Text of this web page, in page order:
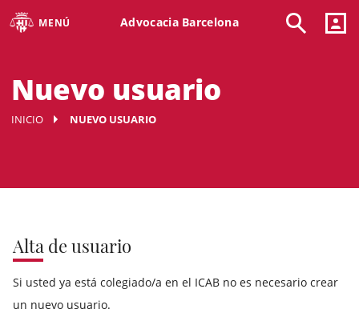
MENÚ Advocacia Barcelona
Nuevo usuario
INICIO NUEVO USUARIO
Alta de usuario
Si usted ya está colegiado/a en el ICAB no es necesario crear
un nuevo usuario.